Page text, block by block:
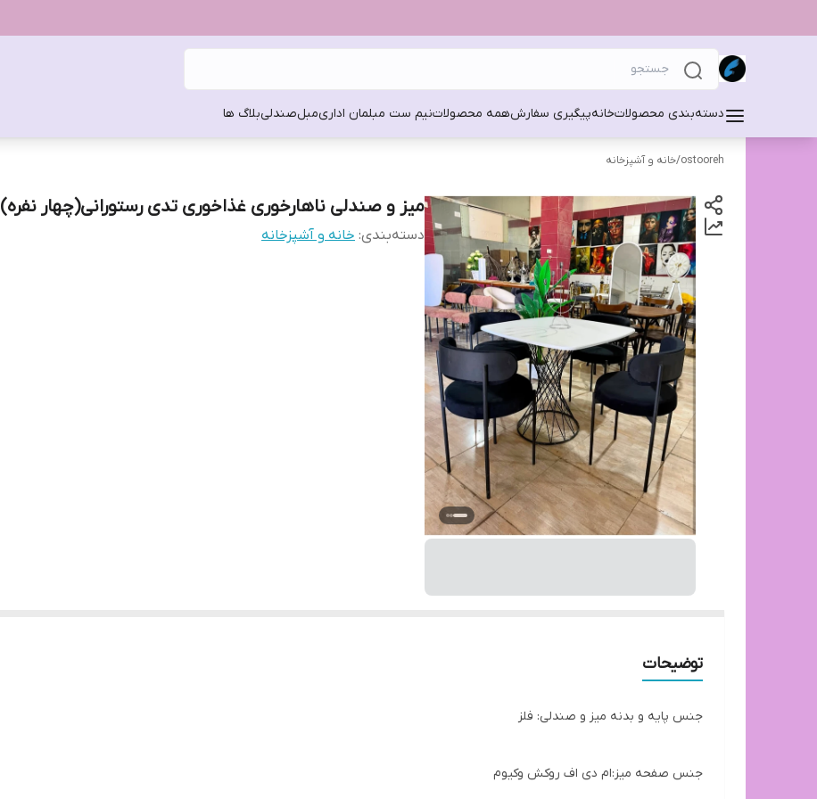
دسته‌بندی محصولاتخانهپیگیری سفارشهمه محصولاتنیم ست مبلمان اداریمبلصندلیبلاگ ها
ostooreh
/خانه و آشپزخانه
میز و صندلی ناهارخوری غذاخوری تدی رستورانی(چهار نفره)
دسته‌بندی: خانه و آشپزخانه
توضیحات
جنس پایه و بدنه میز و صندلی: فلز
جنس صفحه میز:ام دی اف روکش وکیوم